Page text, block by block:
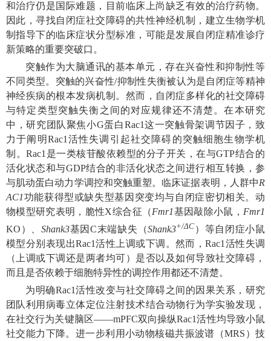
和治疗仍是国际难题，目前临床上尚缺乏有效的治疗药物。
因此，寻找自闭症社交障碍的共性神经机制，建立生物学机
制指导下的临床症状分型标准，可能是发展自闭症精准诊疗
新策略的重要突破口。
突触作为大脑通讯的基本单元，存在兴奋性和抑制性等
不同类型。突触的兴奋性/抑制性失衡被认为是自闭症等精神
神经疾病的根本发病机制。然而，自闭症多样化的社交障碍
与特定类型突触失衡之间的对应规律还不清楚。在本研究
中，研究团队聚焦小G蛋白Rac1这一突触骨架调节因子，致
力于阐明Rac1活性失调引起社交障碍的突触细胞生物学机
制。Rac1是一类核苷酸依赖型的分子开关，在与GTP结合的
活化状态和与GDP结合的非活化状态之间进行相互转换，参
与肌动蛋白动力学调控和突触重塑。临床证据表明，人群中R
AC1功能获得型或缺失型基因突变均与自闭症密切相关。动
物模型研究表明，脆性X综合征（Fmr1基因敲除小鼠， Fmr1
KO）、Shank3基因C末端缺失（Shank3+/ΔC ）等自闭症小鼠
模型分别表现出Rac1活性上调或下调。然而，Rac1活性失调
（上调或下调还是两者均可）是否以及如何导致社交障碍，
而且是否依赖于细胞特异性的调控作用都还不清楚。
为明确Rac1活性改变与社交障碍之间的因果关系，研究
团队利用病毒立体定位注射技术结合动物行为学实验发现，
在社交行为关键脑区——mPFC双向操纵Rac1活性均导致小鼠
社交能力下降。进一步利用小动物核磁共振波谱（MRS）技